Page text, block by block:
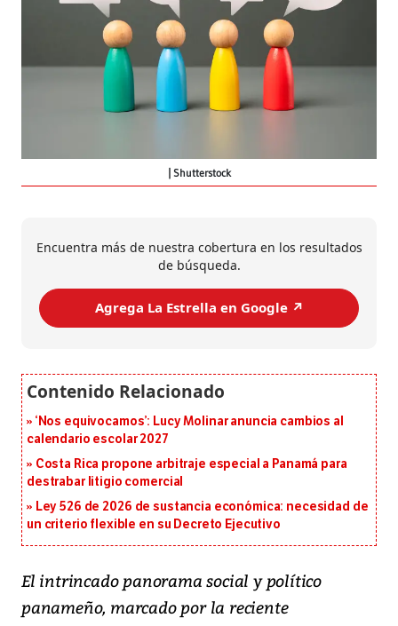
Shutterstock
Encuentra más de nuestra cobertura en los resultados
de búsqueda.
Agrega La Estrella en Google ↗️
‘Nos equivocamos’: Lucy Molinar anuncia cambios al
calendario escolar 2027
Costa Rica propone arbitraje especial a Panamá para
destrabar litigio comercial
Ley 526 de 2026 de sustancia económica: necesidad de
un criterio flexible en su Decreto Ejecutivo
El intrincado panorama social y político
panameño, marcado por la reciente